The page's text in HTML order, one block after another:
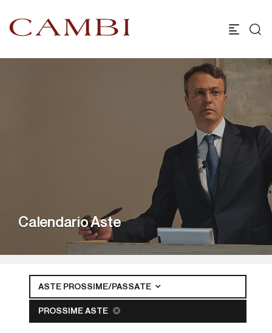
Calendario Aste
ASTE PROSSIME/PASSATE
PROSSIME ASTE